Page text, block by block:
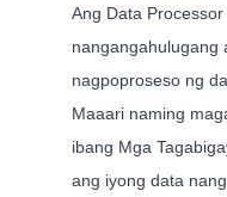
Ang Data
nangangahulugang
nagpoproseso ng
Maaari naming
ibang Mga
ang iyong data